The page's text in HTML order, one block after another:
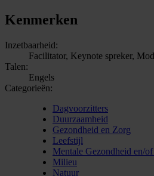
Kenmerken
Inzetbaarheid:
Facilitator, Keynote spreker,
Talen:
Engels
Categorieën:
Dagvoorzitters
Duurzaamheid
Gezondheid en Zorg
Leefstijl
Mentale Gezondheid en/
Milieu
Natuur